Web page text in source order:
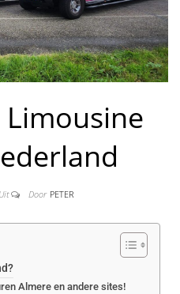
Uit Door PETER
Almere en andere sites!